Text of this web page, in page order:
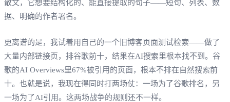
散文，它想要结构化的、能直接提取的句子——短句、列表、数
据、明确的作者署名。
更离谱的是，我试着用自己的一个旧博客页面测试检索——做了
大量内部链接页，排谷歌前十，结果在AI搜索里根本找不到。谷
歌的AI Overviews里67%被引用的页面，根本不排在自然搜索前
十。也就是说，我现在得同时打两场仗：一场为了谷歌排名，另
一场为了AI引用。这两场战争的规则还不一样。